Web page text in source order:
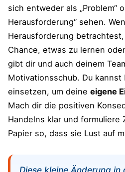
sich entweder als „Problem“
Herausforderung“ sehen.
Herausforderung
Chance, etwas zu lernen
gibt dir und auch deinem
Motivationsschub. Du kannst
einsetzen, um deine eigene
Mach dir die positiven
Handelns klar und formuliere
Papier so, dass sie Lust auf
Diese kleine Änderung in